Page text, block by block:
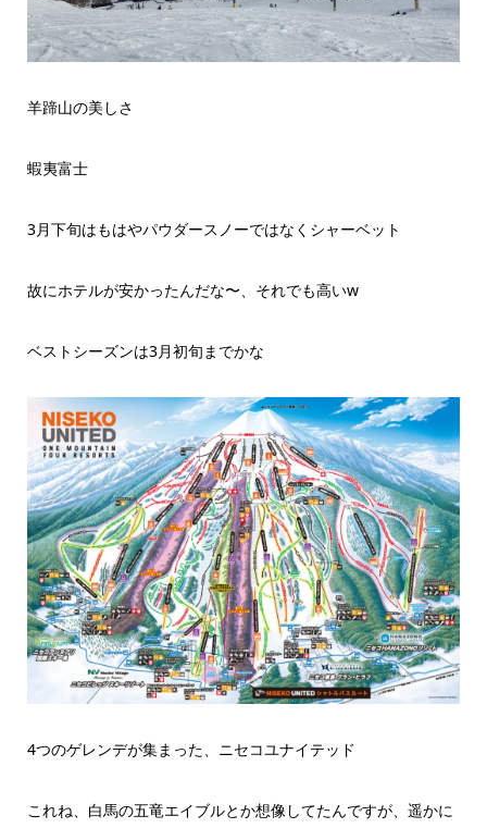
羊蹄山の美しさ
蝦夷富士
3月下旬はもはやパウダースノーではなくシャーベット
故にホテルが安かったんだな〜、それでも高いw
ベストシーズンは3月初旬までかな
4つのゲレンデが集まった、ニセコユナイテッド
これね、白馬の五竜エイブルとか想像してたんですが、遥かに